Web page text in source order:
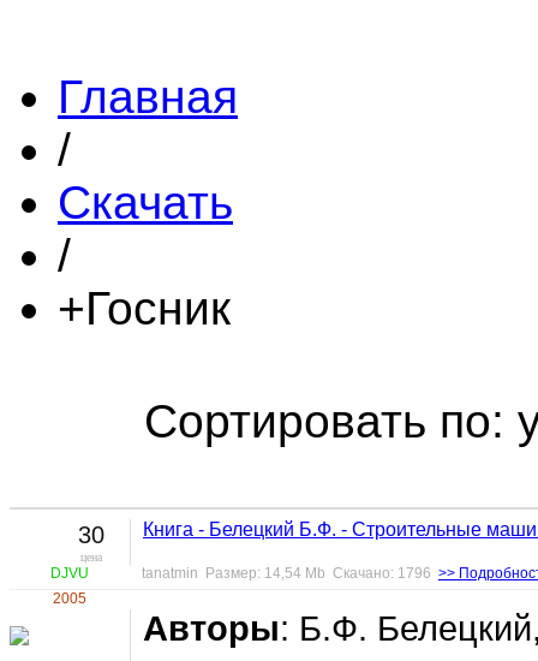
Главная
/
Скачать
/
+Госник
Сортировать по:
30
цена
DJVU
2005
Книга - Белецкий Б.Ф. - Строительные
tanatmin Размер: 14,54 Mb Скачано: 1796 >>
Авторы: Б.Ф.